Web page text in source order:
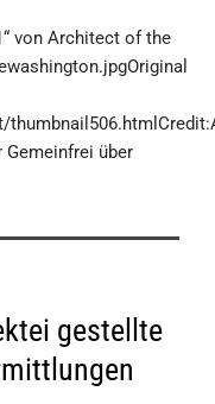
von Architect of the
über
gestellte